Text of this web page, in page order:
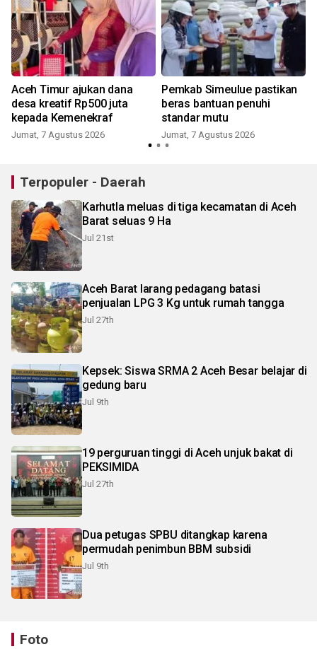
Aceh Timur ajukan dana
desa kreatif Rp500 juta
kepada Kemenekraf
Jumat, 7 Agustus 2026
Pemkab Simeulue pastikan
beras bantuan penuhi
standar mutu
Jumat, 7 Agustus 2026
Terpopuler - Daerah
Karhutla meluas di tiga kecamatan di Aceh
Barat seluas 9 Ha
Jul 21st
Aceh Barat larang pedagang batasi
penjualan LPG 3 Kg untuk rumah tangga
Jul 27th
Kepsek: Siswa SRMA 2 Aceh Besar belajar di
gedung baru
Jul 9th
19 perguruan tinggi di Aceh unjuk bakat di
PEKSIMIDA
Jul 27th
Dua petugas SPBU ditangkap karena
permudah penimbun BBM subsidi
Jul 9th
Foto